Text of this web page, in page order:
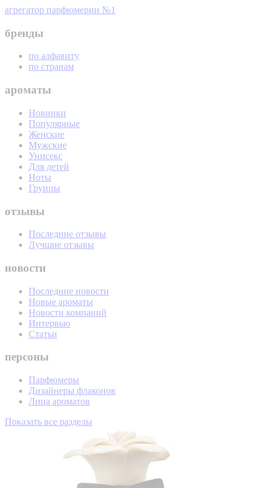
агрегатор парфюмерии №1
бренды
по алфавиту
по странам
ароматы
Новинки
Популярные
Женские
Мужские
Унисекс
Для детей
Ноты
Группы
отзывы
Последние отзывы
Лучшие отзывы
новости
Последние новости
Новые ароматы
Новости компаний
Интервью
Статьи
персоны
Парфюмеры
Дизайнеры флаконов
Лица ароматов
Показать все разделы